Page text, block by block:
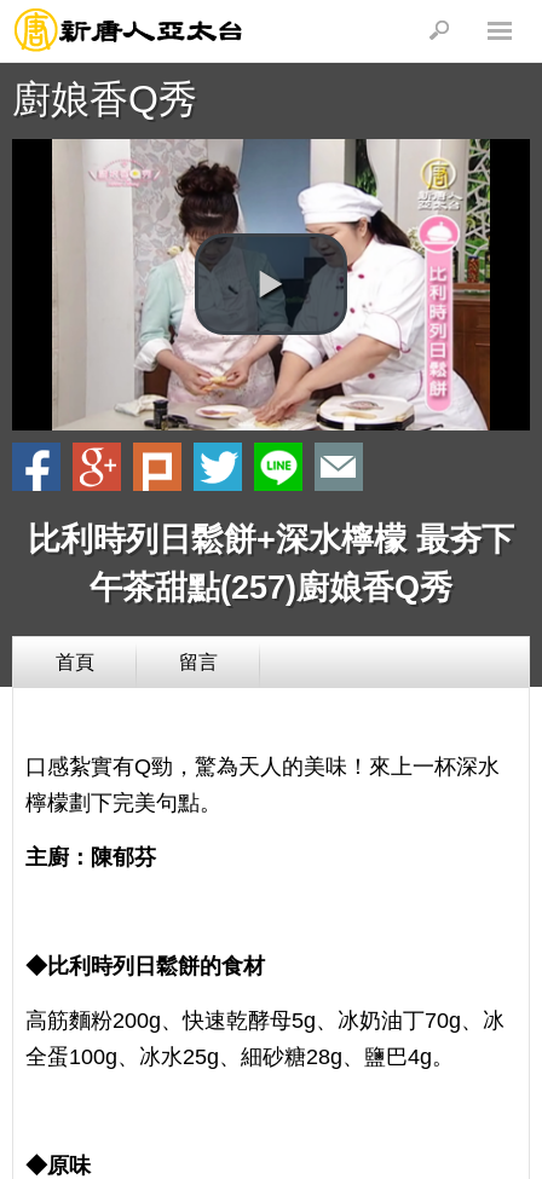
廚娘香Q秀
比利時列日鬆餅+深水檸檬 最夯下
午茶甜點(257)廚娘香Q秀
首頁 留言
口感紮實有Q勁，驚為天人的美味！來上一杯深水
檸檬劃下完美句點。
主廚：陳郁芬
◆比利時列日鬆餅的食材
高筋麵粉200g、快速乾酵母5g、冰奶油丁70g、冰
全蛋100g、冰水25g、細砂糖28g、鹽巴4g。
◆原味